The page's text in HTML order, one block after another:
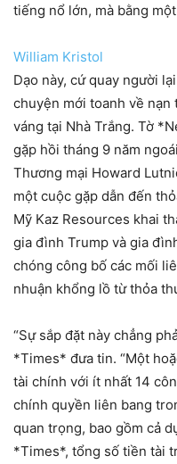
tiếng nổ lớn, mà bằng
William Kristol
Dạo này, cứ quay người
chuyện mới toanh về nạn
váng tại Nhà Trắng. Tờ
gặp hồi tháng 9 năm
Thương mại Howard
một cuộc gặp dẫn đến
Mỹ Kaz Resources khai
gia đình Trump và gia
chóng công bố các mối
nhuận khổng lồ từ thỏa
“Sự sắp đặt này chẳng
*Times* đưa tin. “Một
tài chính với ít nhất 14
chính quyền liên bang
quan trọng, bao gồm cả
*Times*, tổng số tiền tài